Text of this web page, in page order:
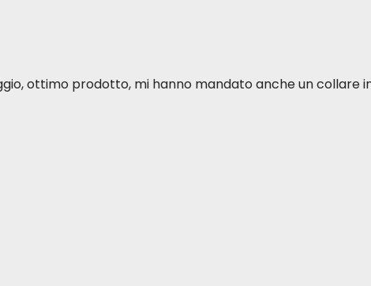
ottimo prodotto, mi hanno mandato anche un collare